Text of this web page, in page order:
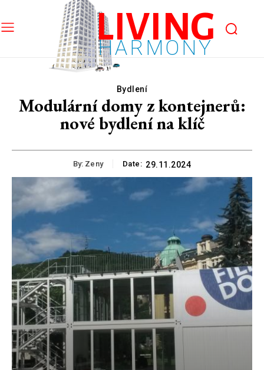
LIVING
HARMONY
Bydlení
Modulární domy z kontejnerů:
nové bydlení na klíč
By: Zeny Date: 29.11.2024